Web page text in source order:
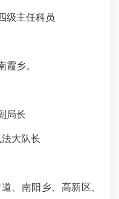
级主任科员
乡。
局长
大队长
南阳乡、高新区、